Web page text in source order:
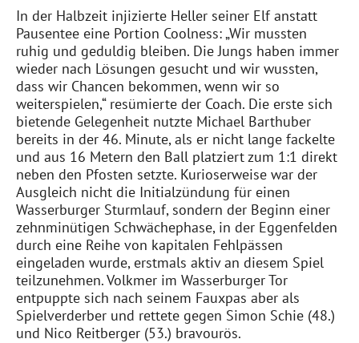
In der Halbzeit injizierte Heller seiner Elf anstatt
Pausentee eine Portion Coolness: „Wir mussten
ruhig und geduldig bleiben. Die Jungs haben immer
wieder nach Lösungen gesucht und wir wussten,
dass wir Chancen bekommen, wenn wir so
weiterspielen,“ resümierte der Coach. Die erste sich
bietende Gelegenheit nutzte Michael Barthuber
bereits in der 46. Minute, als er nicht lange fackelte
und aus 16 Metern den Ball platziert zum 1:1 direkt
neben den Pfosten setzte. Kurioserweise war der
Ausgleich nicht die Initialzündung für einen
Wasserburger Sturmlauf, sondern der Beginn einer
zehnminütigen Schwächephase, in der Eggenfelden
durch eine Reihe von kapitalen Fehlpässen
eingeladen wurde, erstmals aktiv an diesem Spiel
teilzunehmen.Volkmer im WasserburgerTor
entpuppte sich nach seinem Fauxpas aber als
Spielverderber und rettete gegen Simon Schie (48.)
und Nico Reitberger (53.) bravourös.